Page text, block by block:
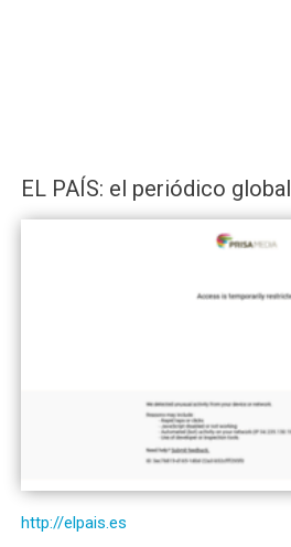
EL PAÍS: el periódico global
http://elpais.es